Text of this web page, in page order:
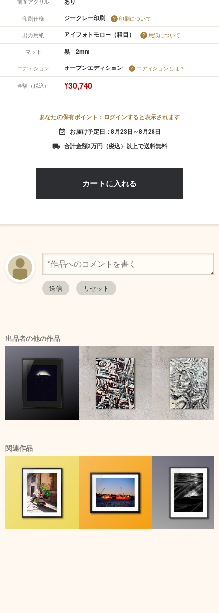
印刷仕様 ジークレー印刷 印刷について
出力用紙 アイフォトモロー（粗目） 用紙について
マット 黒 2mm
エディション オープンエディション エディションとは？
金額（税込） ¥30,740
あなたの保有ポイント：ログインすると表示されます
event_available お届け予定日：8月23日～8月28日
local_shipping 合計金額2万円（税込）以上で送料無料
出品者の他の作品
関連作品